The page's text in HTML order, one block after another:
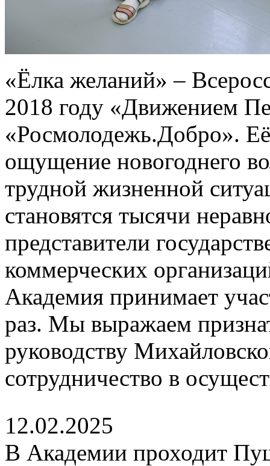
«Ёлка желаний» –
2018 году «Движением
«Росмолодежь.Добро».
ощущение новогоднего
трудной жизненной
становятся тысячи
представители
коммерческих
Академия принимает
раз. Мы выражаем
руководству
сотрудничество в
12.02.2025
В Академии проходит